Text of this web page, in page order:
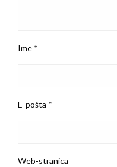
Ime *
E-pošta *
Web-stranica